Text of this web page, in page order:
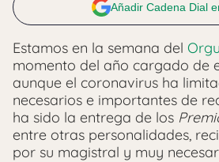
Añadir Cadena Dial
Estamos en la semana del
momento del año cargado de
aunque el coronavirus ha
necesarios e importantes de
ha sido la entrega de los
entre otras personalidades,
por su magistral y muy